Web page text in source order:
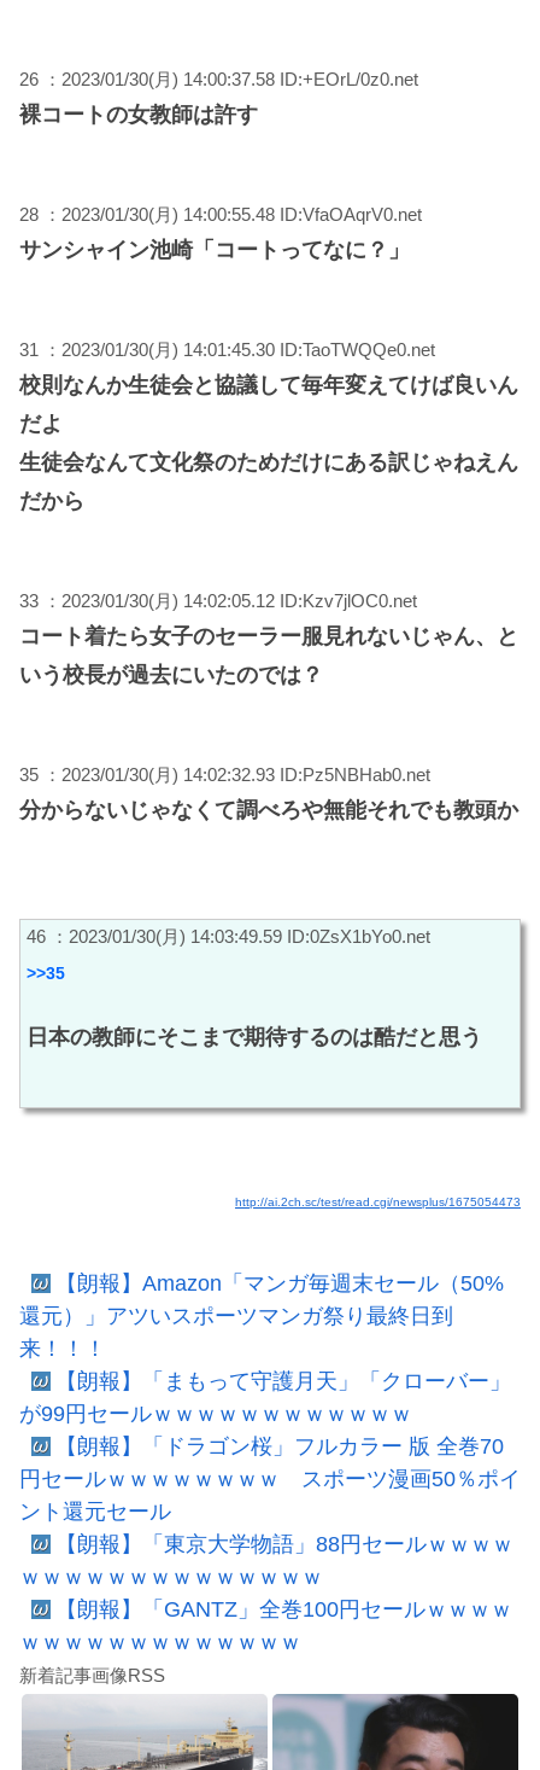
26 ：2023/01/30(月) 14:00:37.58 ID:+EOrL/0z0.net
裸コートの女教師は許す
28 ：2023/01/30(月) 14:00:55.48 ID:VfaOAqrV0.net
サンシャイン池崎「コートってなに？」
31 ：2023/01/30(月) 14:01:45.30 ID:TaoTWQQe0.net
校則なんか生徒会と協議して毎年変えてけば良いん
だよ
生徒会なんて文化祭のためだけにある訳じゃねえん
だから
33 ：2023/01/30(月) 14:02:05.12 ID:Kzv7jlOC0.net
コート着たら女子のセーラー服見れないじゃん、と
いう校長が過去にいたのでは？
35 ：2023/01/30(月) 14:02:32.93 ID:Pz5NBHab0.net
分からないじゃなくて調べろや無能それでも教頭か
46 ：2023/01/30(月) 14:03:49.59 ID:0ZsX1bYo0.net
>>35
日本の教師にそこまで期待するのは酷だと思う
http://ai.2ch.sc/test/read.cgi/newsplus/1675054473
【朗報】Amazon「マンガ毎週末セール（50%
還元）」アツいスポーツマンガ祭り最終日到
来！！！
【朗報】「まもって守護月天」「クローバー」
が99円セールｗｗｗｗｗｗｗｗｗｗｗｗ
【朗報】「ドラゴン桜」フルカラー 版 全巻70
円セールｗｗｗｗｗｗｗｗ スポーツ漫画50％ポイ
ント還元セール
【朗報】「東京大学物語」88円セールｗｗｗｗ
ｗｗｗｗｗｗｗｗｗｗｗｗｗｗ
【朗報】「GANTZ」全巻100円セールｗｗｗｗ
ｗｗｗｗｗｗｗｗｗｗｗｗｗ
新着記事画像RSS